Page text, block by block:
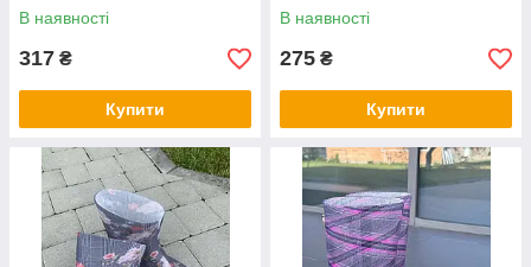
В наявності
317 ₴
Купити
В наявності
275 ₴
Купити